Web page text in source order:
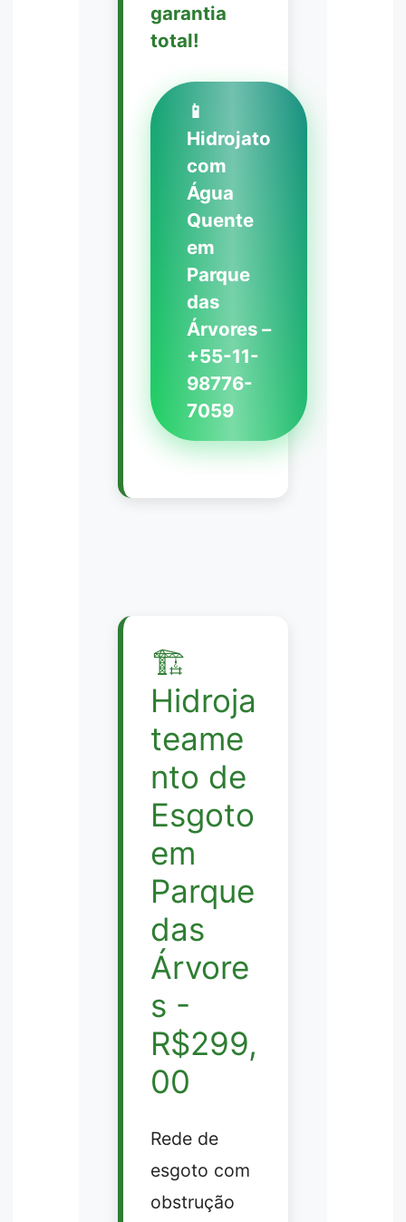
garantia
total!
📱
Hidrojato
com
Água
Quente
em
Parque
das
Árvores –
+55-11-
98776-
7059
🏗️
Hidroja
teame
nto de
Esgoto
em
Parque
das
Árvore
s -
R$299,
00
Rede de
esgoto com
obstrução